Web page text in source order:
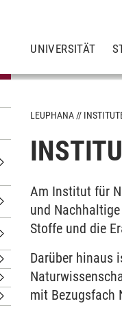
UNIVERSITÄT
Untermenu Nachhaltige
Untermenu Nachhaltige
Untermenu Didaktik der
Untermenu Lehre
Untermenu Summer School
Untermenu Personen
LEUPHANA
Am Institut für
und
Stoffe und die
Darüber hinaus
mit Bezugsfach